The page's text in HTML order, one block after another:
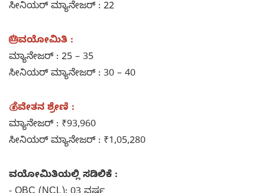
ಸೀನಿಯರ್ ಮ್ಯಾನೇಜರ್ : 22
🎂ವಯೋಮಿತಿ :
ಮ್ಯಾನೇಜರ್ : 25 – 35
ಸೀನಿಯರ್ ಮ್ಯಾನೇಜರ್ : 30 – 40
💰ವೇತನ ಶ್ರೇಣಿ :
ಮ್ಯಾನೇಜರ್ : ₹93,960
ಸೀನಿಯರ್ ಮ್ಯಾನೇಜರ್ : ₹1,05,280
ವಯೋಮಿತಿಯಲ್ಲಿ ಸಡಿಲಿಕೆ :